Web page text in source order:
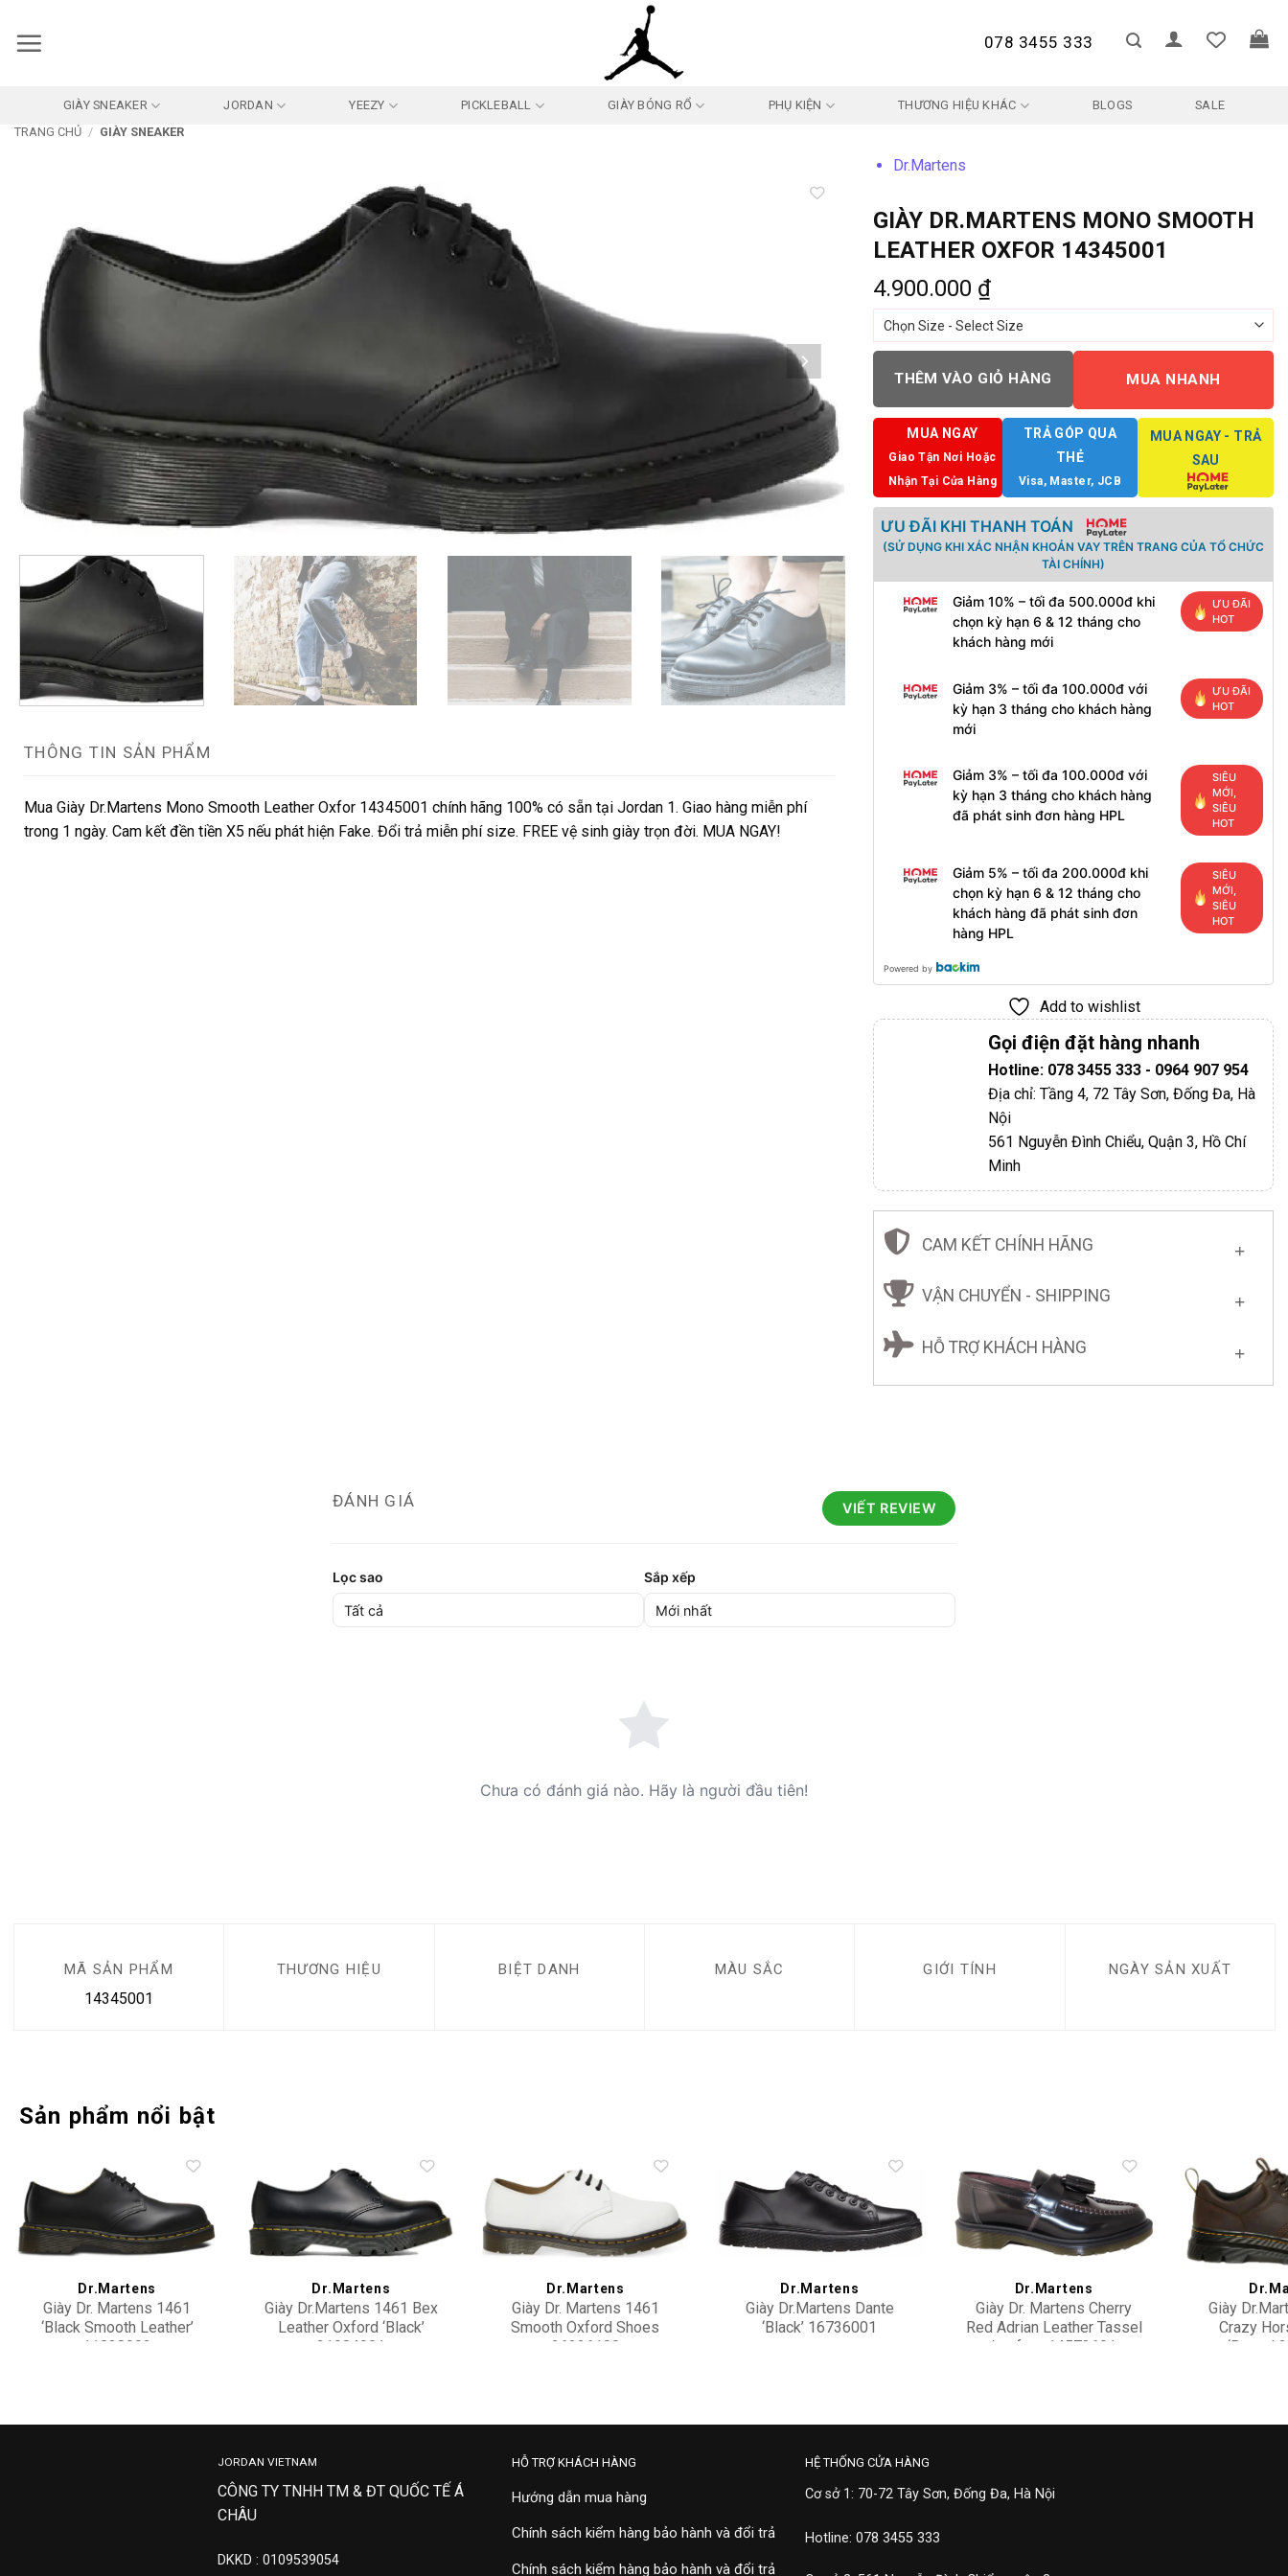
qua
078 3455 333
GIÀY SNEAKER JORDAN YEEZY PICKLEBALL GIÀY BÓNG RỔ PHỤ KIỆN THƯƠNG HIỆU KHÁC BLOGS
SALE
TRANG CHỦ / GIÀY SNEAKER
THÔNG TIN SẢN PHẨM
Mua Giày Dr.Martens Mono Smooth Leather Oxfor 14345001 chính hãng 100% có sẵn tại Jordan 1. Giao hàng miễn phí
trong 1 ngày. Cam kết đền tiền X5 nếu phát hiện Fake. Đổi trả miễn phí size. FREE vệ sinh giày trọn đời. MUA NGAY!
Dr.Martens
GIÀY DR.MARTENS MONO SMOOTH
LEATHER OXFOR 14345001
4.900.000 ₫
THÊM VÀO GIỎ HÀNG MUA NHANH
MUA NGAY
Giao Tận Nơi Hoặc
Nhận Tại Cửa Hàng
TRẢ GÓP QUA
THẺ
Visa, Master, JCB
MUA NGAY - TRẢ
SAU
ƯU ĐÃI KHI THANH TOÁN
(SỬ DỤNG KHI XÁC NHẬN KHOẢN VAY TRÊN TRANG CỦA TỔ CHỨC
TÀI CHÍNH)
Giảm 10% – tối đa 500.000đ khi
chọn kỳ hạn 6 & 12 tháng cho
khách hàng mới
ƯU ĐÃI
HOT
Giảm 3% – tối đa 100.000đ với
kỳ hạn 3 tháng cho khách hàng
mới
ƯU ĐÃI
HOT
Giảm 3% – tối đa 100.000đ với
kỳ hạn 3 tháng cho khách hàng
đã phát sinh đơn hàng HPL
SIÊU
MỚI,
SIÊU
HOT
Giảm 5% – tối đa 200.000đ khi
chọn kỳ hạn 6 & 12 tháng cho
khách hàng đã phát sinh đơn
hàng HPL
SIÊU
MỚI,
SIÊU
HOT
Powered by
Add to wishlist
Gọi điện đặt hàng nhanh
Hotline: 078 3455 333 - 0964 907 954
Địa chỉ: Tầng 4, 72 Tây Sơn, Đống Đa, Hà
Nội
561 Nguyễn Đình Chiểu, Quận 3, Hồ Chí
Minh
CAM KẾT CHÍNH HÃNG
VẬN CHUYỂN - SHIPPING
HỖ TRỢ KHÁCH HÀNG
ĐÁNH GIÁ VIẾT REVIEW
Lọc sao Sắp xếp
Chưa có đánh giá nào. Hãy là người đầu tiên!
MÃ SẢN PHẨM
14345001
THƯƠNG HIỆU BIỆT DANH MÀU SẮC GIỚI TÍNH NGÀY SẢN XUẤT
Sản phẩm nổi bật
Add to
wishlist
Dr.Martens
Giày Dr. Martens 1461
‘Black Smooth Leather’
11838002
Add to
wishlist
Dr.Martens
Giày Dr.Martens 1461 Bex
Leather Oxford ‘Black’
21084001
Add to
wishlist
Dr.Martens
Giày Dr. Martens 1461
Smooth Oxford Shoes
26226100
Add to
wishlist
Dr.Martens
Giày Dr.Martens Dante
‘Black’ 16736001
Add to
wishlist
Dr.Martens
Giày Dr. Martens Cherry
Red Adrian Leather Tassel
Loafers 14573601
Giày
Crazy
‘Brown’
JORDAN VIETNAM
CÔNG TY TNHH TM & ĐT QUỐC TẾ Á
CHÂU
DKKD : 0109539054
HỖ TRỢ KHÁCH HÀNG
Hướng dẫn mua hàng
Chính sách kiểm hàng bảo hành và đổi trả
Chính sách kiểm hàng bảo hành và đổi trả
HỆ THỐNG CỬA HÀNG
Cơ sở 1: 70-72 Tây Sơn, Đống Đa, Hà Nội
Hotline: 078 3455 333